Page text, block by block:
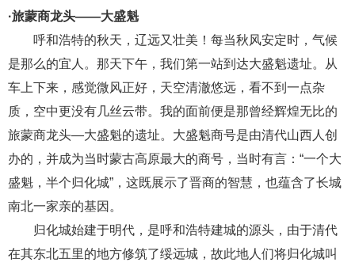
·旅蒙商龙头——大盛魁
呼和浩特的秋天，辽远又壮美！每当秋风安定时，气候
是那么的宜人。那天下午，我们第一站到达大盛魁遗址。从
车上下来，感觉微风正好，天空清澈悠远，看不到一点杂
质，空中更没有几丝云带。我的面前便是那曾经辉煌无比的
旅蒙商龙头—大盛魁的遗址。大盛魁商号是由清代山西人创
办的，并成为当时蒙古高原最大的商号，当时有言：“一个大
盛魁，半个归化城”，这既展示了晋商的智慧，也蕴含了长城
南北一家亲的基因。
归化城始建于明代，是呼和浩特建城的源头，由于清代
在其东北五里的地方修筑了绥远城，故此地人们将归化城叫